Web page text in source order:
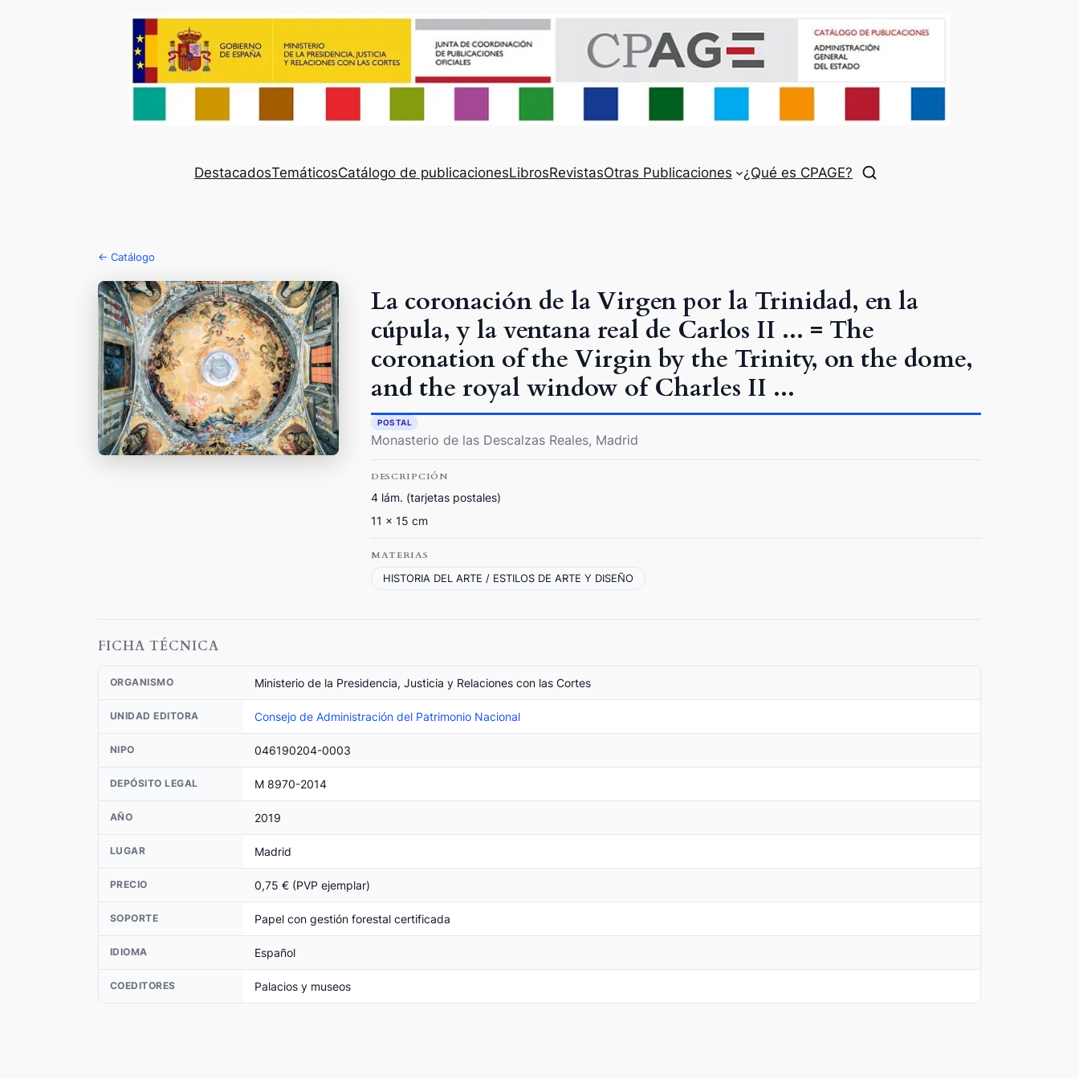
DestacadosTemáticosCatálogo de publicacionesLibrosRevistasOtras Publicaciones ¿Qué es CPAGE?
← Catálogo
La coronación de la Virgen por la Trinidad, en la
cúpula, y la ventana real de Carlos II ... = The
coronation of the Virgin by the Trinity, on the dome,
and the royal window of Charles II ...
POSTAL
Monasterio de las Descalzas Reales, Madrid
DESCRIPCIÓN
4 lám. (tarjetas postales)
11 x 15 cm
MATERIAS
HISTORIA DEL ARTE / ESTILOS DE ARTE Y DISEÑO
FICHA TÉCNICA
ORGANISMO Ministerio de la Presidencia, Justicia y Relaciones con las Cortes
UNIDAD EDITORA Consejo de Administración del Patrimonio Nacional
NIPO 046190204-0003
DEPÓSITO LEGAL M 8970-2014
AÑO 2019
LUGAR Madrid
PRECIO 0,75 € (PVP ejemplar)
SOPORTE Papel con gestión forestal certificada
IDIOMA Español
COEDITORES Palacios y museos